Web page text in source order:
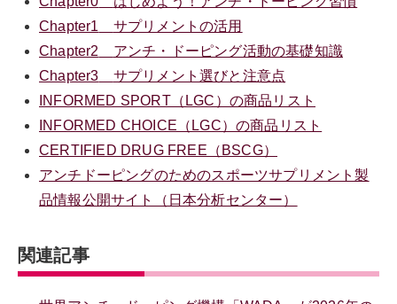
Chapter1
サプリメントの活用
Chapter2
アンチ・ドーピング活動の基礎知識
Chapter3
サプリメント選びと注意点
INFORMED SPORT（LGC）の商品リスト
INFORMED CHOICE（LGC）の商品リスト
CERTIFIED DRUG FREE（BSCG）
アンチドーピングのためのスポーツサプリメント製
品情報公開サイト（日本分析センター）
関連記事